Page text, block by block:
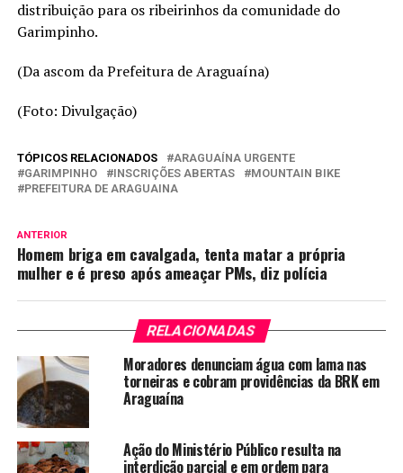
distribuição para os ribeirinhos da comunidade do
Garimpinho.
(Da ascom da Prefeitura de Araguaína)
(Foto: Divulgação)
TÓPICOS RELACIONADOS
ARAGUAÍNA URGENTE
GARIMPINHO
INSCRIÇÕES ABERTAS
MOUNTAIN BIKE
PREFEITURA DE ARAGUAINA
ANTERIOR
Homem briga em cavalgada, tenta matar a própria
mulher e é preso após ameaçar PMs, diz polícia
RELACIONADAS
Moradores denunciam água com lama nas
torneiras e cobram providências da BRK em
Araguaína
Ação do Ministério Público resulta na
interdição parcial e em ordem para